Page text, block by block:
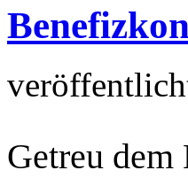
Getreu dem